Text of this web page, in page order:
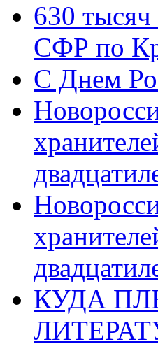
630
СФР по
C Днем
КУДА